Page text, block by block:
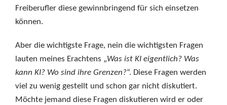
Freiberufler diese gewinnbringend für sich einsetzen
können.
Aber die wichtigste Frage, nein die wichtigsten Fragen
lauten meines Erachtens „Was ist KI eigentlich? Was
kann KI? Wo sind ihre Grenzen?“. Diese Fragen werden
viel zu wenig gestellt und schon gar nicht diskutiert.
Möchte jemand diese Fragen diskutieren wird er oder